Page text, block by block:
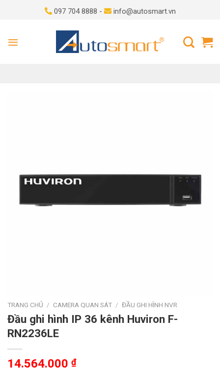
097 704 8888 - info@autosmart.vn
TRANG CHỦ / CAMERA QUAN SÁT / ĐẦU GHI HÌNH NVR
Đầu ghi hình IP 36 kênh Huviron F-
RN2236LE
14.564.000 ₫